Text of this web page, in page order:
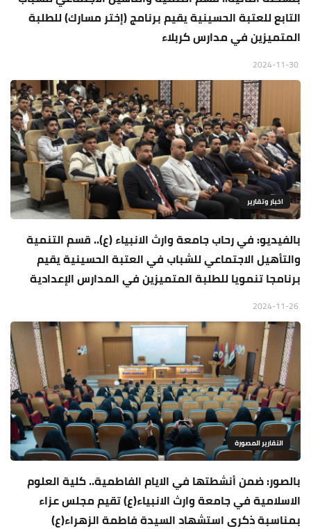
التابع للعتبة الحسينية يقيم برنامج (إختر مسارك) للطلبة
المتميزين في مدارس كربلاء
اخبار وتقارير
بالفيديو: في رحاب جامعة وارث الانبياء (ع).. قسم التنمية
والتأهيل الاجتماعي للشباب في العتبة الحسينية يقيم
برنامجا تنمويا للطلبة المتميزين في المدارس الإعدادية
التقارير المصورة
بالصور: ضمن أنشطتها في الايام الفاطمية.. كلية العلوم
الاسلامية في جامعة وارث الانبياء(ع) تقيم مجلس عزاء
بمناسبة ذكرى استشهاد السيدة فاطمة الزهراء(ع)